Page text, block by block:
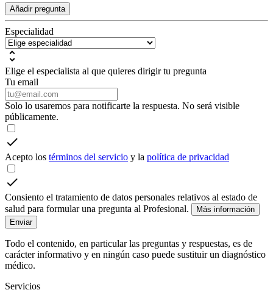
Añadir pregunta
Especialidad
Elige el especialista al que quieres dirigir tu pregunta
Tu email
Solo lo usaremos para notificarte la respuesta. No será visible
públicamente.
Acepto los términos del servicio y la política de privacidad
Consiento el tratamiento de datos personales relativos al estado de
salud para formular una pregunta al Profesional.
Más información
Enviar
Todo el contenido, en particular las preguntas y respuestas, es de
carácter informativo y en ningún caso puede sustituir un diagnóstico
médico.
Servicios